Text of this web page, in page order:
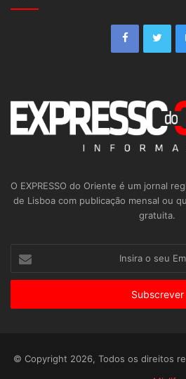
O EXPRESSO do Oriente é um jornal
de Lisboa com publicação mensal ou
gratuita.
seu
© Copyright 2026, Todos os direitos